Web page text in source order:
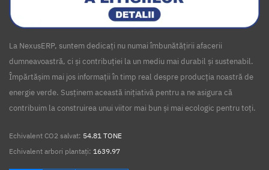
La NexusERP, suntem dedicați nu numai îmbunătățirii afacerii
dumneavoastră, ci și contribuției la un mediu mai durabil și sustenabil.
Împărtășim mai jos informații în timp real despre producția noastră de
energie verde. Susținem această inițiativă pentru a ne asigura că
contribuim la construirea unui viitor mai bun și mai ecologic pentru toți.
Echivalent CO2 salvat: 54.81 TONE
Echivalent arbori plantați: 1639.97